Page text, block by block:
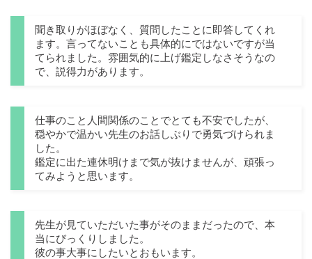
聞き取りがほぼなく、質問したことに即答してくれ
ます。言ってないことも具体的にではないですが当
てられました。雰囲気的に上げ鑑定しなさそうなの
で、説得力があります。
仕事のこと人間関係のことでとても不安でしたが、
穏やかで温かい先生のお話しぶりで勇気づけられま
した。
鑑定に出た連休明けまで気が抜けませんが、頑張っ
てみようと思います。
先生が見ていただいた事がそのままだったので、本
当にびっくりしました。
彼の事大事にしたいとおもいます。